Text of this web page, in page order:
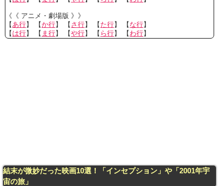
《《 アニメ・劇場版 》》
【あ行】 【か行】 【さ行】 【た行】 【な行】
【は行】 【 ま行】 【や行】 【 ら行】 【わ行】
結末が微妙だった映画10選！「インセプション」や「2001年宇
宙の旅」